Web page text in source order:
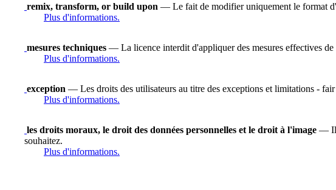
remix, transform, or build upon — Le fait de modifier uniquement le format
Plus d'informations.
mesures techniques — La licence interdit d'appliquer des mesures effectives
Plus d'informations.
exception — Les droits des utilisateurs au titre des exceptions et limitations -
Plus d'informations.
les droits moraux, le droit des données personnelles et le droit à l'image — Il
souhaitez.
Plus d'informations.